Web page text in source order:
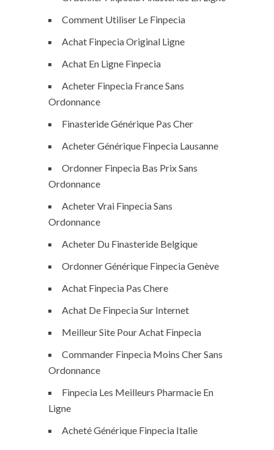
Comment Utiliser Le Finpecia
Achat Finpecia Original Ligne
Achat En Ligne Finpecia
Acheter Finpecia France Sans
Ordonnance
Finasteride Générique Pas Cher
Acheter Générique Finpecia Lausanne
Ordonner Finpecia Bas Prix Sans
Ordonnance
Acheter Vrai Finpecia Sans
Ordonnance
Acheter Du Finasteride Belgique
Ordonner Générique Finpecia Genève
Achat Finpecia Pas Chere
Achat De Finpecia Sur Internet
Meilleur Site Pour Achat Finpecia
Commander Finpecia Moins Cher Sans
Ordonnance
Finpecia Les Meilleurs Pharmacie En
Ligne
Acheté Générique Finpecia Italie